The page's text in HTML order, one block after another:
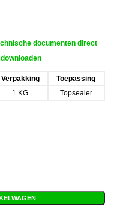
documenten direct
Verpakking
Toepassing
1 KG
Topsealer